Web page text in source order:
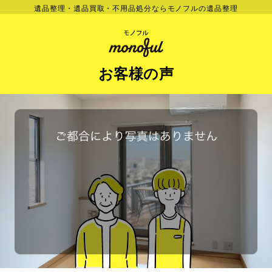
遺品整理・遺品買取・不用品処分ならモノフルの遺品整理
お客様の声